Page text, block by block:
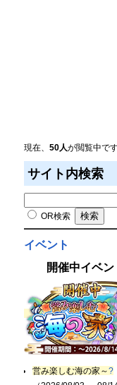
現在、 50人が閲覧中で
サイト内検索
OR検索
イベント
開催中イベン
営み楽しむ海の家～?